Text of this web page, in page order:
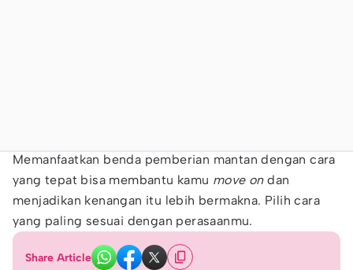
Memanfaatkan benda pemberian mantan dengan cara
yang tepat bisa membantu kamu move ondan
menjadikan kenangan itu lebih bermakna. Pilih cara
yang paling sesuai dengan perasaanmu.
Share Article